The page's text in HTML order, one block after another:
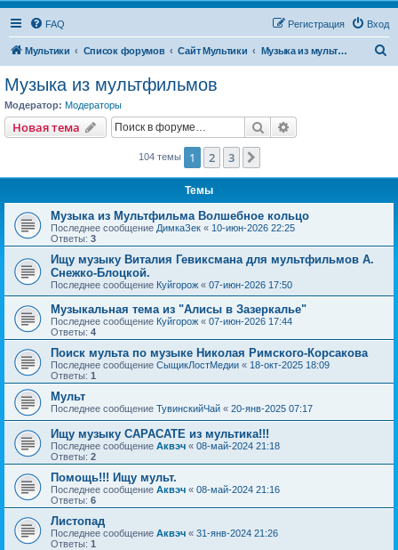
FAQ Вход
Регистрация
Мультики Список форумов Сайт Мультики Музыка из мультфильмов
Музыка из мультфильмов
Модератор: Модераторы
Новая тема Поиск
104 темы 1 2 3
Темы
Музыка из Мультфильма Волшебное кольцо
Последнее сообщение ДимкаЗек « 10-июн-2026 22:25
Ответы: 3
Ищу музыку Виталия Гевиксмана для мультфильмов А.
Снежко-Блоцкой.
Последнее сообщение Куйгорож « 07-июн-2026 17:50
Музыкальная тема из "Алисы в Зазеркалье"
Последнее сообщение Куйгорож « 07-июн-2026 17:44
Ответы: 4
Поиск мульта по музыке Николая Римского-Корсакова
Последнее сообщение СыщикЛостМедии « 18-окт-2025 18:09
Ответы: 1
Мульт
Последнее сообщение ТувинскийЧай « 20-янв-2025 07:17
Ищу музыку САРАСАТЕ из мультика!!!
Последнее сообщение Аквэч « 08-май-2024 21:18
Ответы: 2
Помощь!!! Ищу мульт.
Последнее сообщение Аквэч « 08-май-2024 21:16
Ответы: 6
Листопад
Последнее сообщение Аквэч « 31-янв-2024 21:26
Ответы: 1